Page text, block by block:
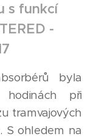
s funkcí
-
byla
při
tramvajových
S ohledem na